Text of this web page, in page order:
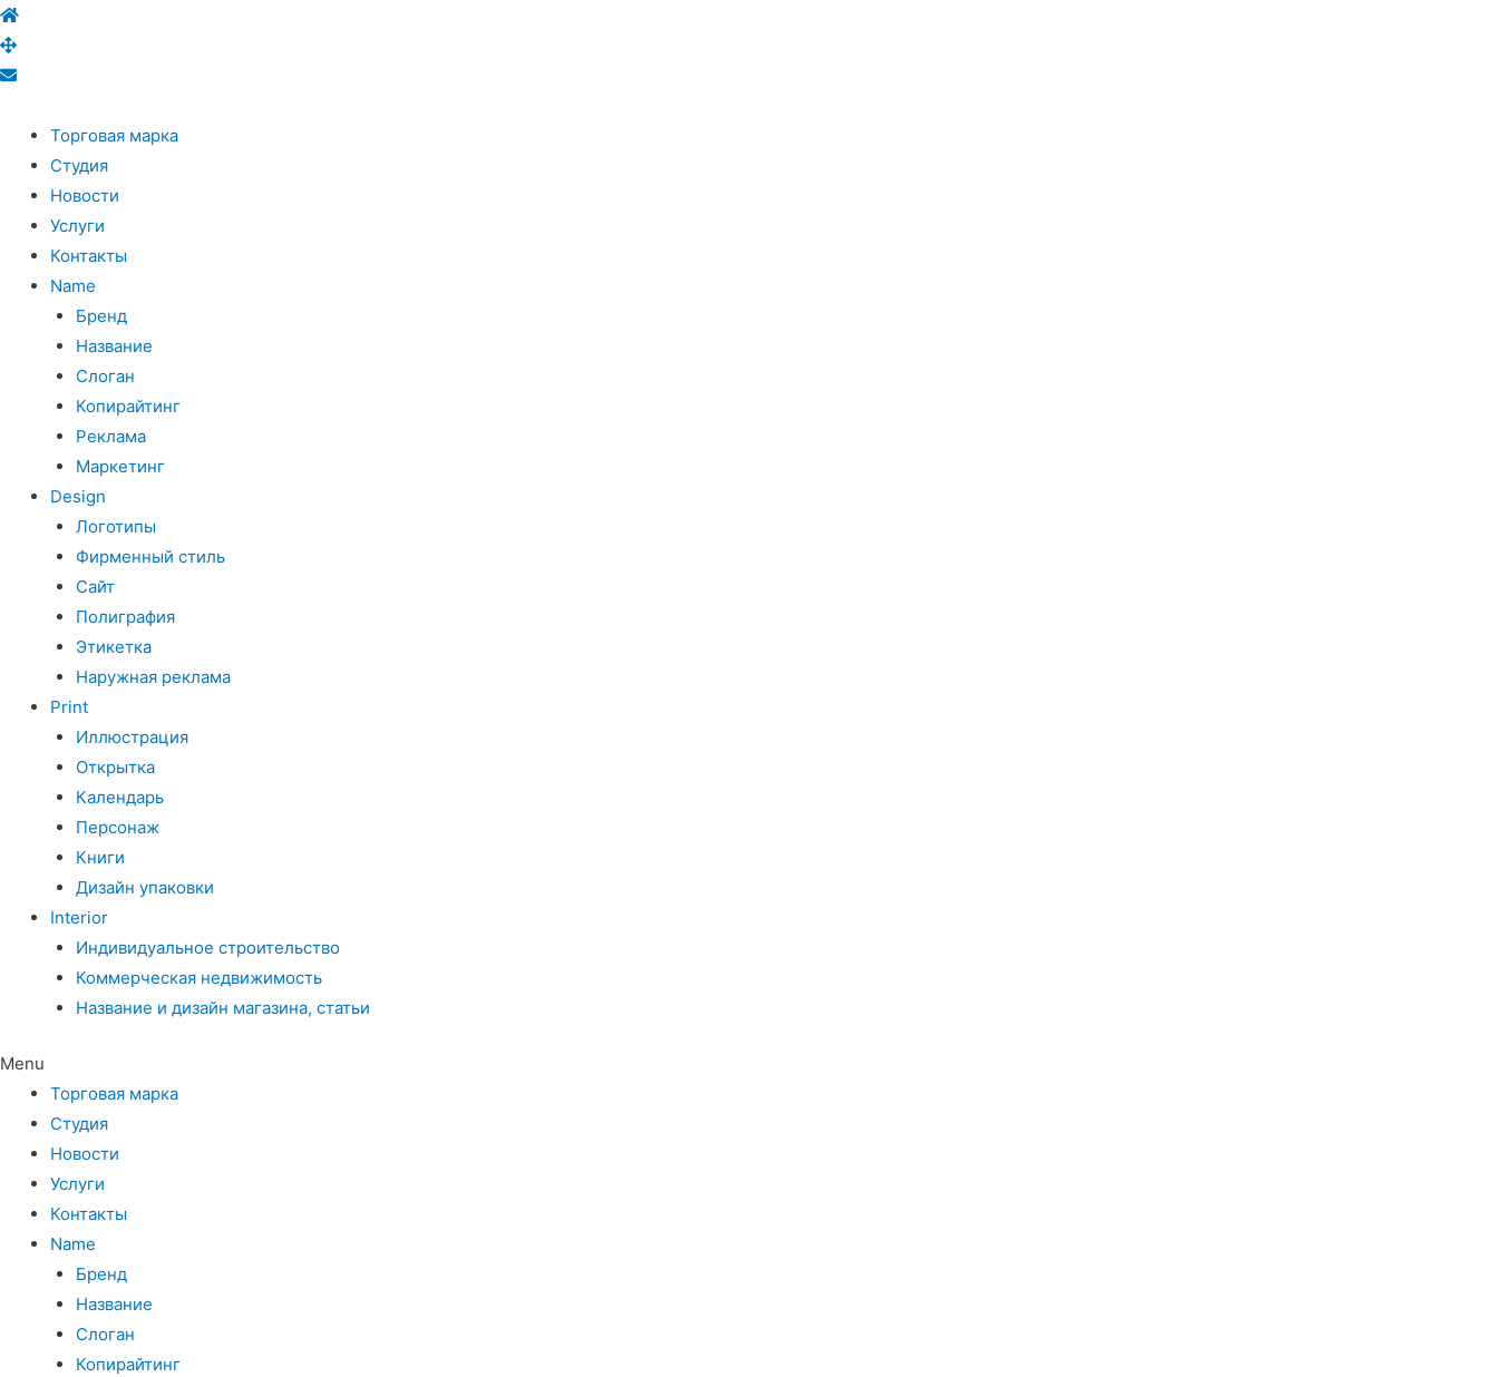
Торговая марка
Студия
Новости
Услуги
Контакты
Name
Бренд
Название
Слоган
Копирайтинг
Реклама
Маркетинг
Design
Логотипы
Фирменный стиль
Сайт
Полиграфия
Этикетка
Наружная реклама
Print
Иллюстрация
Открытка
Календарь
Персонаж
Книги
Дизайн упаковки
Interior
Индивидуальное строительство
Коммерческая недвижимость
Название и дизайн магазина, статьи
Menu
Торговая марка
Студия
Новости
Услуги
Контакты
Name
Бренд
Название
Слоган
Копирайтинг